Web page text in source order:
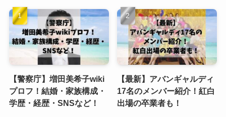
【警察庁】増田美希子wiki
プロフ！結婚・家族構成・
学歴・経歴・SNSなど！
【最新】アバンギャルディ
17名のメンバー紹介！紅白
出場の卒業者も！